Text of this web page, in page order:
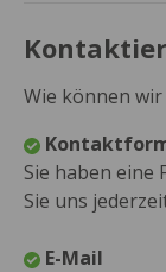
Wie können
Sie haben eine
Sie uns
E-Mail